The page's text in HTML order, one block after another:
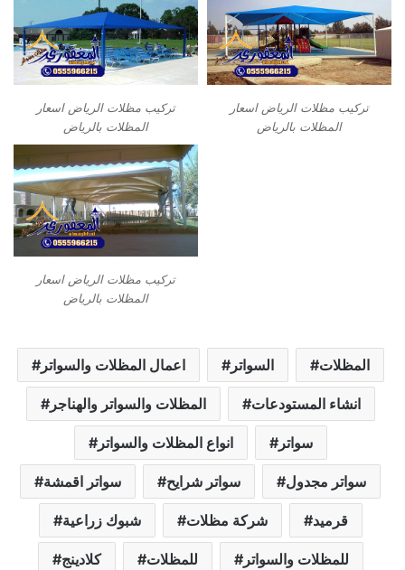
تركيب مظلات الرياض اسعار
المظلات بالرياض
تركيب مظلات الرياض اسعار
المظلات بالرياض
تركيب مظلات الرياض اسعار
المظلات بالرياض
اعمال المظلات والسواتر السواتر المظلات
المظلات والسواتر والهناجر انشاء المستودعات
انواع المظلات والسواتر سواتر
سواتر اقمشة سواتر شرايح سواتر مجدول
شبوك زراعية شركة مظلات قرميد
كلادينج للمظلات للمظلات والسواتر